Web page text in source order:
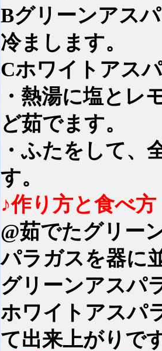
Bグリーンアス
冷まします。
Cホワイトアス
・熱湯に塩とレ
ど茹でます。
・ふたをして、
す。
♪作り方と食べ方
@茹でたグリー
パラガスを器に
グリーンアスパ
ホワイトアスパ
て出来上がりで